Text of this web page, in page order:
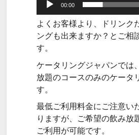
00:00
よくお客様より、ドリンク
ングも出来ますか？とご相
す。
ケータリングジャパンでは
放題のコースのみのケータ
す。
最低ご利用料金にご注意い
りますが、ご希望の飲み放
ご利用が可能です。